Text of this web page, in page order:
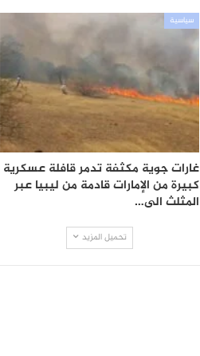
سياسية
غارات جوية مكثفة تدمر قافلة عسكرية
كبيرة من الإمارات قادمة من ليبيا عبر
المثلث الى…
تحميل المزيد